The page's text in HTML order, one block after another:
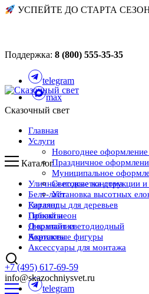
УСПЕЙТЕ ДО СТАРТА СЕЗОНА ·
Поддержка: 8 (800) 555-35-35
telegram
max
Сказочный свет
Главная
Услуги
Новогоднее
Праздничное
Муниципальное
Световые конструкции
Установка высотных
Каталог
Проекты
О компании
Контакты
telegram
Каталог
Уличная подсветка дома
Белт-лайт
Гирлянды для деревьев
Гибкий неон
Дюралайт светодиодный
Акриловые фигуры
Аксессуары для монтажа
+7 (495) 617-69-59
info@skazochniysvet.ru